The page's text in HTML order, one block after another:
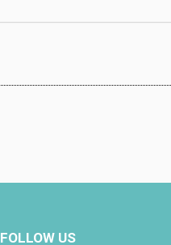
FOLLOW US